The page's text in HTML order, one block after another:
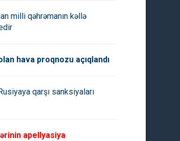
milli qəhrəmanın kəllə
hava proqnozu açıqlandı
qarşı sanksiyaları
apellyasiya